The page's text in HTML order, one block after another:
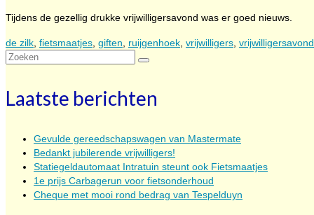
Tijdens de gezellig drukke vrijwilligersavond was er goed nieuws.
de zilk fietsmaatjes giften ruijgenhoek vrijwilligers vrijwilligersavond
Zoeken
Laatste berichten
Gevulde gereedschapswagen van Mastermate
Bedankt jubilerende vrijwilligers!
Statiegeldautomaat Intratuin steunt ook Fietsmaatjes
1e prijs Carbagerun voor fietsonderhoud
Cheque met mooi rond bedrag van Tespelduyn